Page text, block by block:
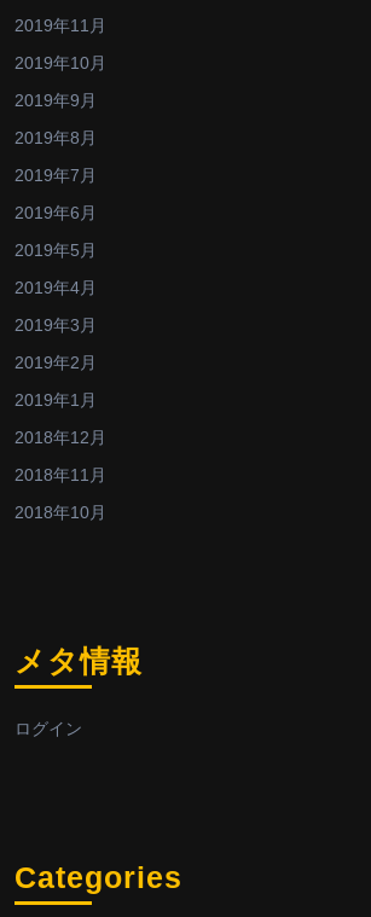
2019年11月
2019年10月
2019年9月
2019年8月
2019年7月
2019年6月
2019年5月
2019年4月
2019年3月
2019年2月
2019年1月
2018年12月
2018年11月
2018年10月
メタ情報
ログイン
Categories